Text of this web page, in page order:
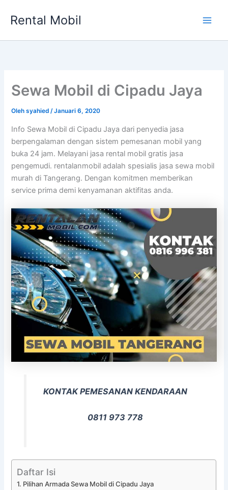
Rental Mobil
Sewa Mobil di Cipadu Jaya
Olehsyahied/Januari 6, 2020
Info Sewa Mobil di Cipadu Jaya dari penyedia jasa
berpengalaman dengan sistem pemesanan mobil yang
buka 24 jam. Melayani jasa rental mobil gratis jasa
pengemudi. rentalanmobil adalah spesialis jasa sewa mobil
murah di Tangerang. Dengan komitmen memberikan
service prima demi kenyamanan aktifitas anda.
KONTAK PEMESANAN KENDARAAN
0811 973 778
Daftar Isi
Pilihan Armada Sewa Mobil di Cipadu Jaya